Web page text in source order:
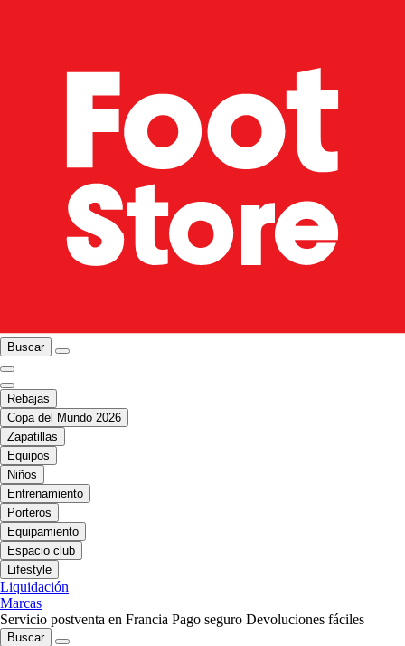
Buscar
Rebajas
Copa del Mundo 2026
Zapatillas
Equipos
Niños
Entrenamiento
Porteros
Equipamiento
Espacio club
Lifestyle
Liquidación
Marcas
Servicio postventa en Francia Pago seguro Devoluciones fáciles
Buscar